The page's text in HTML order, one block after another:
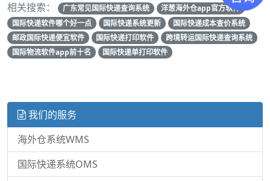
相关搜索： 广东常见国际快递查询系统
洋葱海外仓app官方软件
国际快递软件哪个好一点
国际快递系统更新
国际快递成本查价系统
邮政国际快递便宜软件
国际快递打印软件
跨境转运国际快递查询系统
国际物流软件app前十名
国际快递单打印软件
我们的服务
海外仓系统WMS
国际快递系统OMS